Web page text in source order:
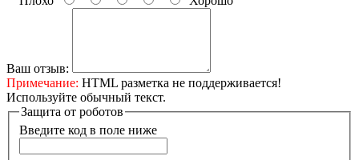
Ваш отзыв:
Примечание: HTML разметка не поддерживается!
Используйте обычный текст.
Защита от роботов
Введите код в поле ниже